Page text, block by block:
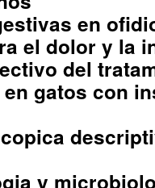
en
el dolor y la
del
gatos con
y